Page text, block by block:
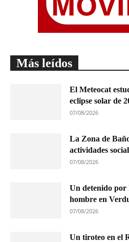
Más leídos
El Meteocat
eclipse solar de
07/08/2026
La Zona de
actividades
07/08/2026
Un detenido por
hombre en
07/08/2026
Un tiroteo en el